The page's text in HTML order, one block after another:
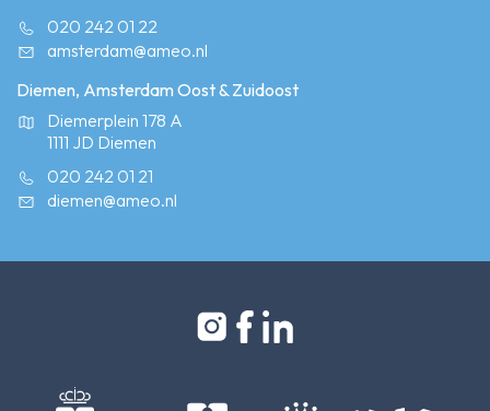
020 242 01 22
amsterdam@ameo.nl
Diemen, Amsterdam Oost & Zuidoost
Diemerplein 178 A
1111 JD Diemen
020 242 01 21
diemen@ameo.nl